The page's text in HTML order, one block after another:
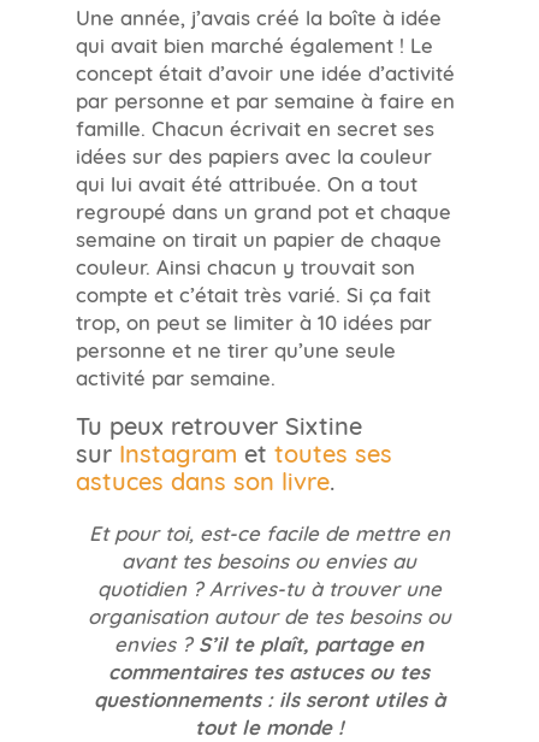
Une année, j’avais créé la boîte à idée
qui avait bien marché également ! Le
concept était d’avoir une idée d’activité
par personne et par semaine à faire en
famille. Chacun écrivait en secret ses
idées sur des papiers avec la couleur
qui lui avait été attribuée. On a tout
regroupé dans un grand pot et chaque
semaine on tirait un papier de chaque
couleur. Ainsi chacun y trouvait son
compte et c’était très varié. Si ça fait
trop, on peut se limiter à 10 idées par
personne et ne tirer qu’une seule
activité par semaine.
Tu peux retrouver Sixtine
sur Instagram et toutes ses
astuces dans son livre.
Et pour toi, est-ce facile de mettre en
avant tes besoins ou envies au
quotidien ? Arrives-tu à trouver une
organisation autour de tes besoins ou
envies ? S’il te plaît, partage en
commentaires tes astuces ou tes
questionnements : ils seront utiles à
tout le monde !